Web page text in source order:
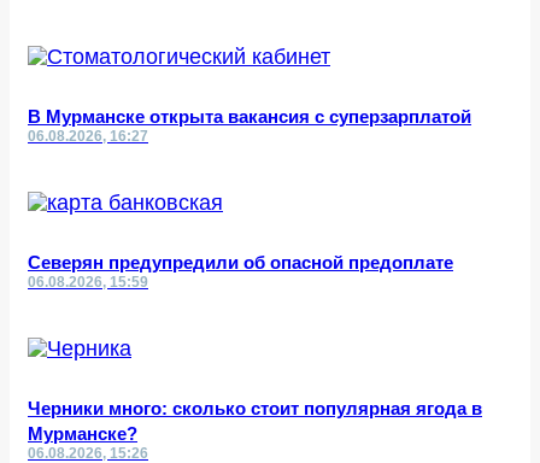
В Мурманске открыта вакансия с суперзарплатой
06.08.2026, 16:27
Северян предупредили об опасной предоплате
06.08.2026, 15:59
Черники много: сколько стоит популярная ягода в
Мурманске?
06.08.2026, 15:26